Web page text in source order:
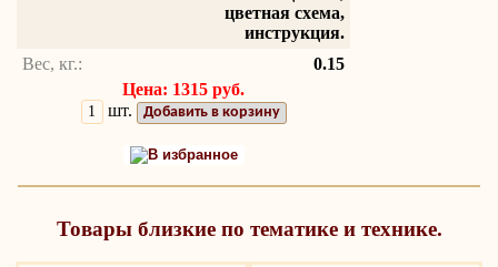
цветная схема,
инструкция.
Вес, кг.:
0.15
Цена: 1315 руб.
шт.
Добавить в корзину
В избранное
Товары близкие по тематике и технике.